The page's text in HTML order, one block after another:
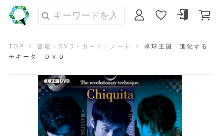
TOP 書籍・DVD・カード・ノート
卓球王国 進化する
チキータ ＤＶＤ